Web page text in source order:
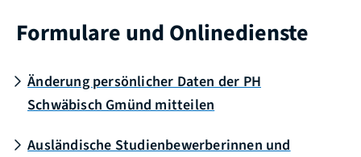
Formulare und Onlinedienste
Änderung persönlicher Daten der PH
Schwäbisch Gmünd mitteilen
Ausländische Studienbewerberinnen und